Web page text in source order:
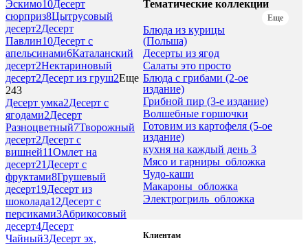
Эскимо10Десерт
сюрприз8Цытрусовый
десерт2Десерт
Павлин10Десерт с
апельсинами6Каталанский
десерт2Нектариновый
десерт2Десерт из груш2Еще
243
Десерт умка2Десерт с
ягодами2Десерт
Разноцветный7Творожный
десерт2Десерт с
вишней11Омлет на
десерт21Десерт с
фруктами8Грушевый
десерт19Десерт из
шоколада12Десерт с
персиками3Абрикосовый
десерт4Десерт
Чайный3Десерт эх,
Тематические коллекции
Еще
Блюда из курицы
(Польша)
Десерты из ягод
Салаты это просто
Блюда с грибами (2-ое
издание)
Грибной пир (3-е издание)
Волшебные горшочки
Готовим из картофеля (5-ое
издание)
кухня на каждый день 3
Мясо и гарниры_обложка
Чудо-каши
Макароны_обложка
Электрогриль_обложка
Клиентам